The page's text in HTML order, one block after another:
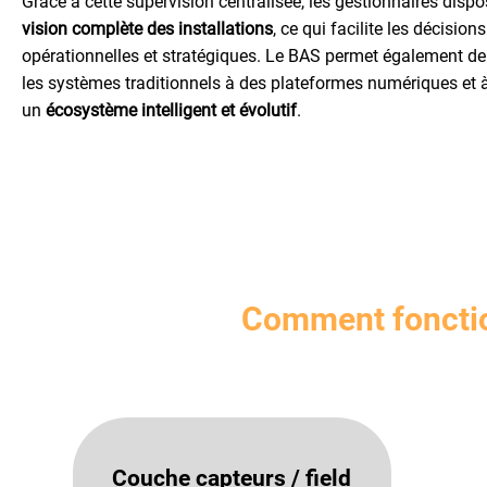
vision complète des installations, ce qui facilite les décisions
opérationnelles et stratégiques. Le BAS permet également
les systèmes traditionnels à des plateformes numériques et
unécosystème intelligent et évolutif.
Comment
Couche capteurs / field